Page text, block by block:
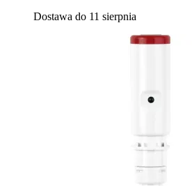
Dostawa do 11 sierpnia